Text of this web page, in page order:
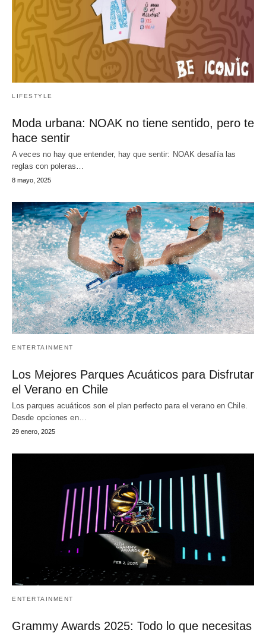
LIFESTYLE
Moda urbana: NOAK no tiene sentido, pero te
hace sentir
A veces no hay que entender, hay que sentir: NOAK desafía las
reglas con poleras…
8 mayo, 2025
ENTERTAINMENT
Los Mejores Parques Acuáticos para Disfrutar
el Verano en Chile
Los parques acuáticos son el plan perfecto para el verano en Chile.
Desde opciones en…
29 enero, 2025
ENTERTAINMENT
Grammy Awards 2025: Todo lo que necesitas